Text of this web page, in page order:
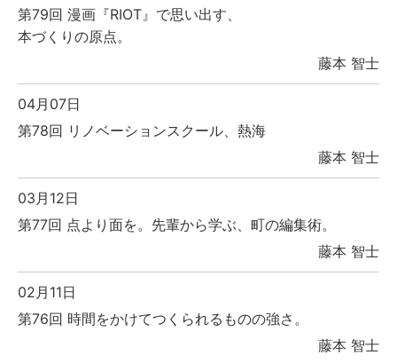
第79回 漫画『RIOT』で思い出す、
本づくりの原点。
藤本 智士
04月07日
第78回 リノベーションスクール、熱海
藤本 智士
03月12日
第77回 点より面を。先輩から学ぶ、町の編集術。
藤本 智士
02月11日
第76回 時間をかけてつくられるものの強さ。
藤本 智士